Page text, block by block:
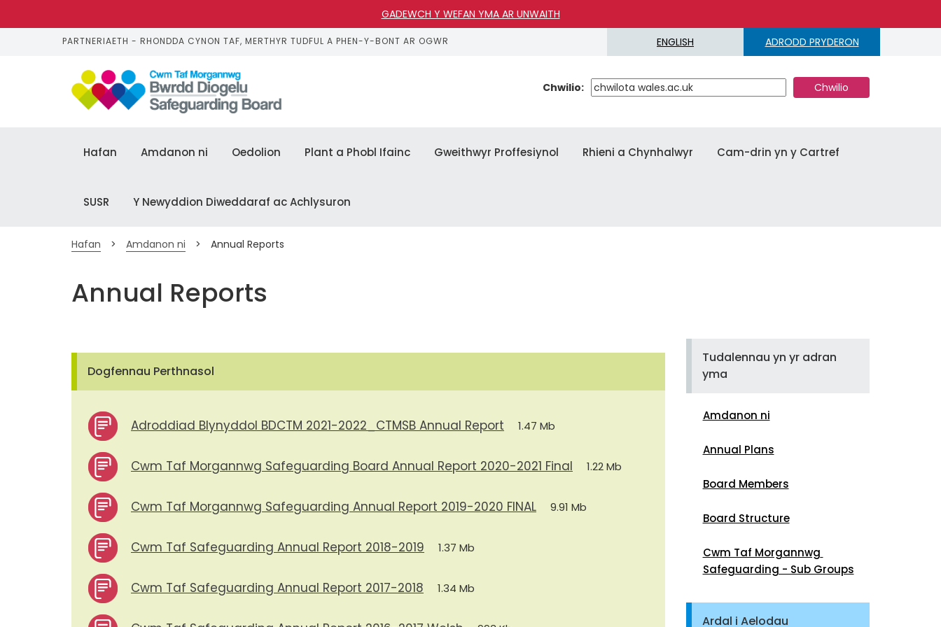
GADEWCH Y WEFAN YMA AR UNWAITH
PARTNERIAETH - RHONDDA CYNON TAF, MERTHYR TUDFUL A PHEN-Y-BONT AR OGWR ENGLISH ADRODD PRYDERON
k
n
n
t
Chwilio:
Hafan Amdanon ni Oedolion Plant a Phobl Ifainc Gweithwyr Proffesiynol Rhieni a Chynhalwyr Cam-drin yn y Cartref
SUSR Y Newyddion Diweddaraf ac Achlysuron
Hafan > Amdanon ni > Annual Reports
Annual Reports
Dogfennau Perthnasol
Adroddiad Blynyddol BDCTM 2021-2022_CTMSB Annual Report 1.47 Mb
Cwm Taf Morgannwg Safeguarding Board Annual Report 2020-2021 Final 1.22 Mb
Cwm Taf Morgannwg Safeguarding Annual Report 2019-2020 FINAL 9.91 Mb
Cwm Taf Safeguarding Annual Report 2018-2019 1.37 Mb
Cwm Taf Safeguarding Annual Report 2017-2018 1.34 Mb
Tudalennau yn yr adran
yma
Amdanon ni
Annual Plans
Board Members
Board Structure
Cwm Taf Morgannwg
Safeguarding - Sub Groups
Ardal i Aelodau